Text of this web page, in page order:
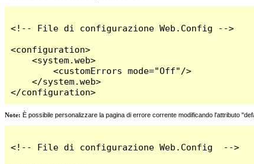
<!-- File di configurazione Web.Config -->
<configuration>
    <system.web>
        <customErrors mode="Off"/>
    </system.web>
</configuration>
Note: È possibile personalizzare la pagina di errore corrente modificando l'attributo
<!-- File di configurazione Web.Config  -->